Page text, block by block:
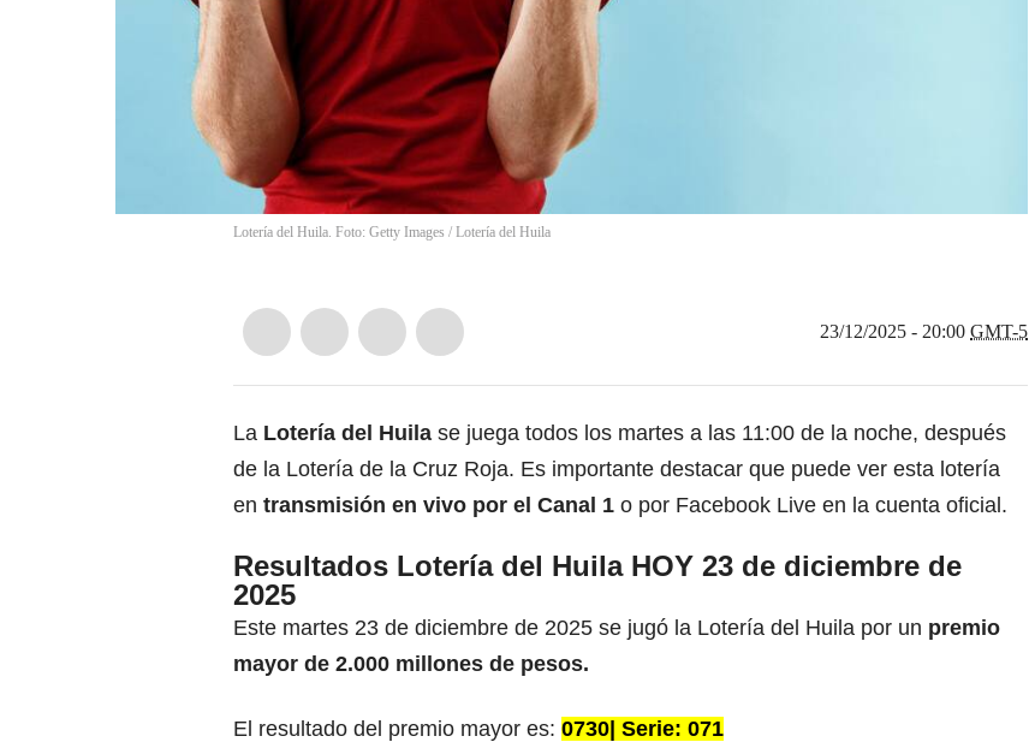
Lotería del Huila. Foto: Getty Images / Lotería del Huila
23/12/2025 - 20:00 GMT-5
La Lotería del Huila se juega todos los martes a las 11:00 de la noche, después
de la Lotería de la Cruz Roja. Es importante destacar que puede ver esta lotería
en transmisión en vivo por el Canal 1 o por Facebook Live en la cuenta oficial.
Resultados Lotería del Huila HOY 23 de diciembre de
2025
Este martes 23 de diciembre de 2025 se jugó la Lotería del Huila por un premio
mayor de 2.000 millones de pesos.
El resultado del premio mayor es: 0730| Serie: 071